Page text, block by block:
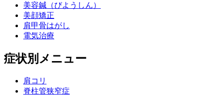
美容鍼（びようしん）
美顔矯正
肩甲骨はがし
電気治療
症状別メニュー
肩コリ
脊柱管狭窄症